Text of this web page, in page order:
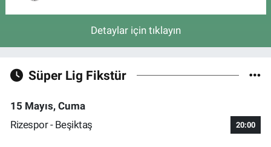
Detaylar için tıklayın
Süper Lig Fikstür
15 Mayıs, Cuma
Rizespor - Beşiktaş
20:00